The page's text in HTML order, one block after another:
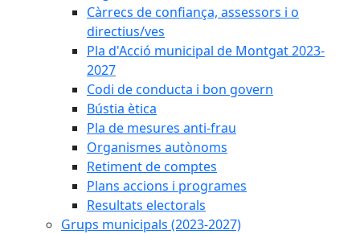
Càrrecs de confiança, assessors i o
directius/ves
Pla d'Acció municipal de Montgat 2023-
2027
Codi de conducta i bon govern
Bústia ètica
Pla de mesures anti-frau
Organismes autònoms
Retiment de comptes
Plans accions i programes
Resultats electorals
Grups municipals (2023-2027)